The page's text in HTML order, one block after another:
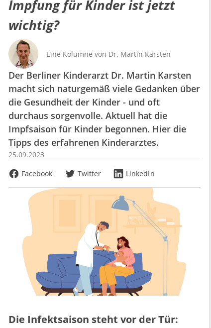
Impfung für Kinder ist jetzt
wichtig?
Eine Kolumne von Dr. Martin Karsten
Der Berliner Kinderarzt Dr. Martin Karsten
macht sich naturgemäß viele Gedanken über
die Gesundheit der Kinder - und oft
durchaus sorgenvolle. Aktuell hat die
Impfsaison für Kinder begonnen. Hier die
Tipps des erfahrenen Kinderarztes.
25.09.2023
Facebook
Twitter LinkedIn
Die Infektsaison steht vor der Tür: